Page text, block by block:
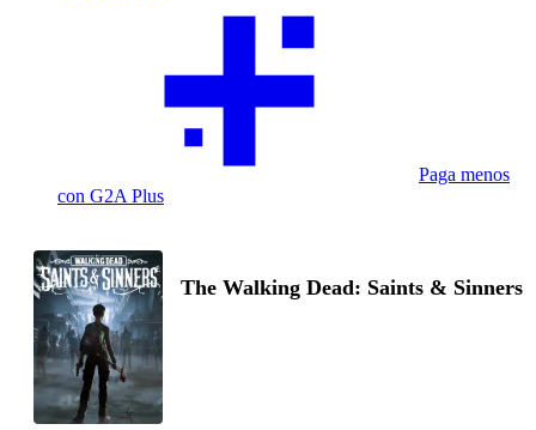
Paga menos
con G2A Plus
The Walking Dead: Saints & Sinners